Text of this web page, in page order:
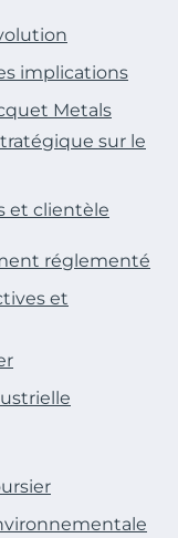
implications
Metals
sur le
et clientèle
réglementé
et